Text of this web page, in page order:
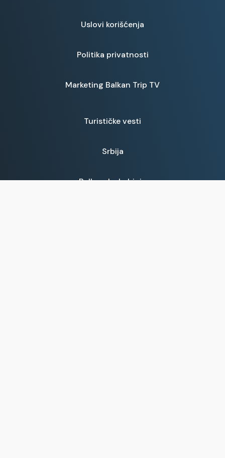
Uslovi korišćenja
Politika privatnosti
Marketing Balkan Trip TV
Turističke vesti
Srbija
Balkanska kuhinja